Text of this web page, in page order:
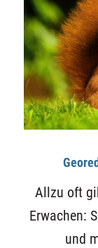
Allzu oft
Erwachen:
und